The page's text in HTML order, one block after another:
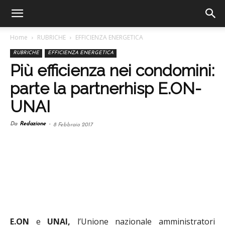
Home RUBRICHE EFFICIENZA ENERGETICA
RUBRICHE EFFICIENZA ENERGETICA
Più efficienza nei condomini:
parte la partnerhisp E.ON-
UNAI
Da Redazione - 8 Febbraio 2017
E.ON e UNAI, l’Unione nazionale amministratori